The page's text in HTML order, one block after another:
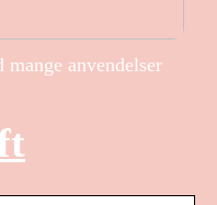
anvendelser